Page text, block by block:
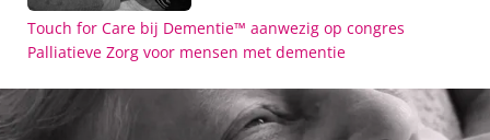
Touch for Care bij Dementie™ aanwezig op congres
Palliatieve Zorg voor mensen met dementie